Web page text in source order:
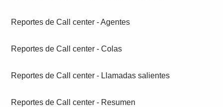
Reportes de Call center - Agentes
Reportes de Call center - Colas
Reportes de Call center - Llamadas salientes
Reportes de Call center - Resumen